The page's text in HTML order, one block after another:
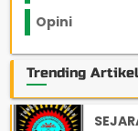
Opini
Trending Artikel